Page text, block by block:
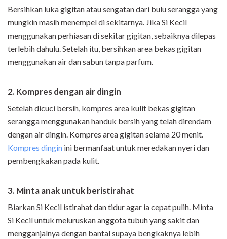
Bersihkan luka gigitan atau sengatan dari bulu serangga yang
mungkin masih menempel di sekitarnya. Jika Si Kecil
menggunakan perhiasan di sekitar gigitan, sebaiknya dilepas
terlebih dahulu. Setelah itu, bersihkan area bekas gigitan
menggunakan air dan sabun tanpa parfum.
2. Kompres dengan air dingin
Setelah dicuci bersih, kompres area kulit bekas gigitan
serangga menggunakan handuk bersih yang telah direndam
dengan air dingin. Kompres area gigitan selama 20 menit.
Kompres dingin ini bermanfaat untuk meredakan nyeri dan
pembengkakan pada kulit.
3. Minta anak untuk beristirahat
Biarkan Si Kecil istirahat dan tidur agar ia cepat pulih. Minta
Si Kecil untuk meluruskan anggota tubuh yang sakit dan
mengganjalnya dengan bantal supaya bengkaknya lebih